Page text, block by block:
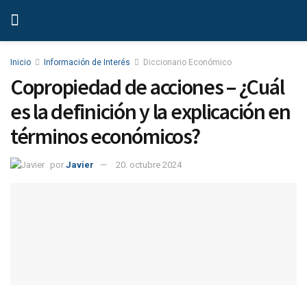
Inicio Información de Interés Diccionario Económico
Copropiedad de acciones – ¿Cuál
es la definición y la explicación en
términos económicos?
por Javier 20. octubre 2024